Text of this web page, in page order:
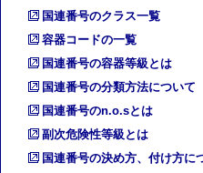
国連番号のクラス一覧
容器コードの一覧
国連番号の容器等級とは
国連番号の分類方法について
国連番号のn.o.sとは
副次危険性等級とは
国連番号の決め方、付け方に